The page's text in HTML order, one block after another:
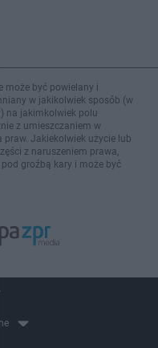
może być powielany i
w jakikolwiek sposób (w
na jakimkolwiek polu
z umieszczaniem w
praw. Jakiekolwiek użycie lub
z naruszeniem prawa,
groźbą kary i może być